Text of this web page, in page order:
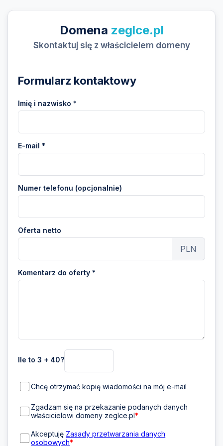
Domena zeglce.pl
Skontaktuj się z właścicielem domeny
Formularz kontaktowy
Imię i nazwisko *
E-mail *
Numer telefonu (opcjonalnie)
Oferta netto
PLN
Komentarz do oferty *
Ile to 3 + 40?
Chcę otrzymać kopię wiadomości na mój e-mail
Zgadzam się na przekazanie podanych danych
właścicielowi domeny zeglce.pl*
Akceptuję Zasady przetwarzania danych
osobowych*